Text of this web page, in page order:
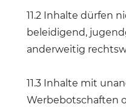
11.2 Inhalte dürfen
beleidigend,
anderweitig
11.3 Inhalte mit
Werbebotschaften